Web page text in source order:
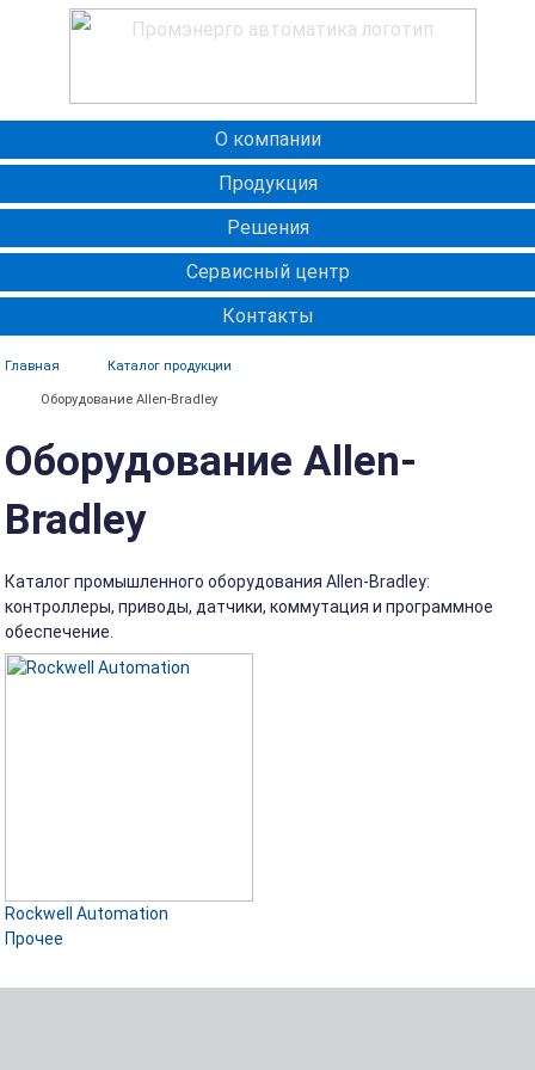
О компании
Продукция
Решения
Сервисный центр
Контакты
Главная Каталог продукции
Оборудование Allen-Bradley
Оборудование Allen-
Bradley
Каталог промышленного оборудования Allen-Bradley:
контроллеры, приводы, датчики, коммутация и программное
обеспечение.
Rockwell Automation
Прочее